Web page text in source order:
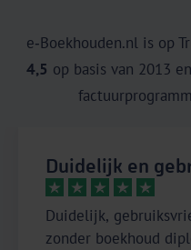
e‑Boekhouden.nl is op
4,5 op basis van 2013
Duidelijk en
Duidelijk,
zonder boekhoud